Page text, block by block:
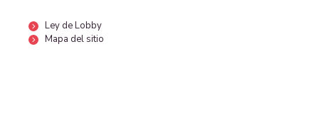
Ley de Lobby
Mapa del sitio